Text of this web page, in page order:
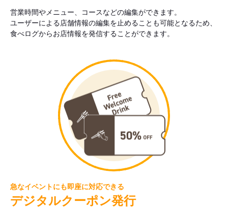
営業時間やメニュー、コースなどの編集ができます。
ユーザーによる店舗情報の編集を止めることも可能となるため、
食べログからお店情報を発信することができます。
急なイベントにも即座に対応できる
デジタルクーポン発行